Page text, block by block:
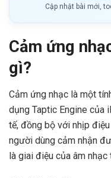
Cập nhật bài mới,
Cảm ứng
gì?
Cảm ứng nhạc là một
dụng Taptic Engine của
tế, đồng bộ với nhịp
người dùng cảm nhận
là giai điệu của âm nhạc